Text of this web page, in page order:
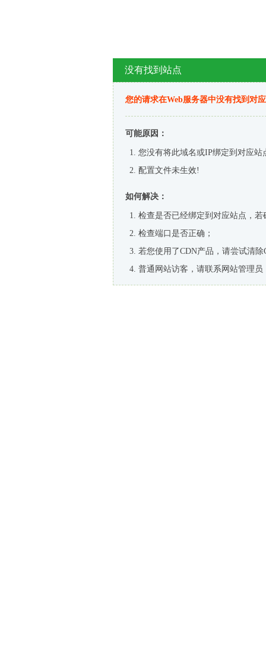
没有找到站点
您的请求在Web服务器中没有找到对
可能原因：
您没有将此域名或IP绑定到对应站
配置文件未生效!
如何解决：
检查是否已经绑定到对应站点，
检查端口是否正确；
若您使用了CDN产品，请尝试清除
普通网站访客，请联系网站管理员